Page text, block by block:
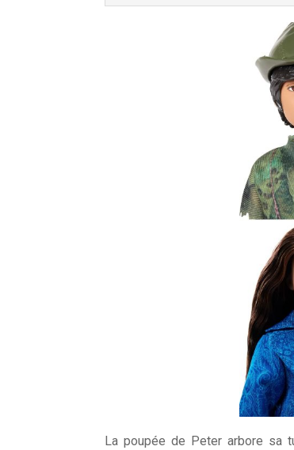
La poupée de Peter arbore sa